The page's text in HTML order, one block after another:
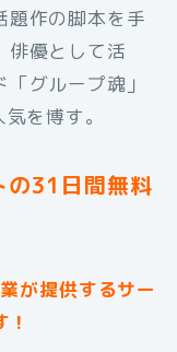
題作の脚本を手
俳優として活
グループ魂」
を博す。
の31日間無料
が提供するサー